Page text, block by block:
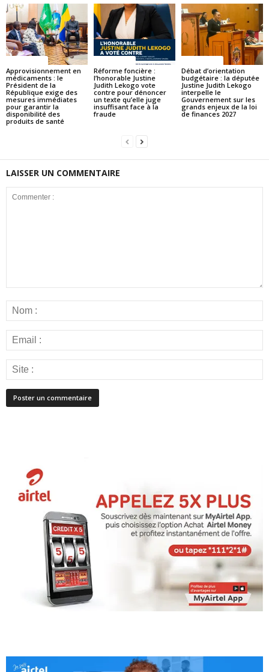
Approvisionnement en
médicaments : le
Président de la
République exige des
mesures immédiates
pour garantir la
disponibilité des
produits de santé
Réforme foncière :
l’honorable Justine
Judith Lekogo vote
contre pour dénoncer
un texte qu’elle juge
insuffisant face à la
fraude
Débat d’orientation
budgétaire : la députée
Justine Judith Lekogo
interpelle le
Gouvernement sur les
grands enjeux de la loi
de finances 2027
LAISSER UN COMMENTAIRE